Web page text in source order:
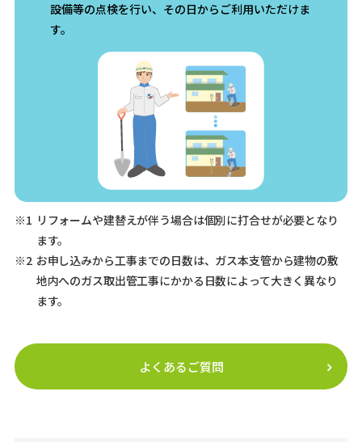
設備等の点検を行い、その日からご利用いただけま
す。
※1 リフォームや建替えが伴う場合は個別に打合せが必要となり
ます。
※2 お申し込みから工事までの日数は、ガス本支管から建物の敷
地内へのガス取出管工事にかかる日数によって大きく異なり
ます。
よくあるご質問